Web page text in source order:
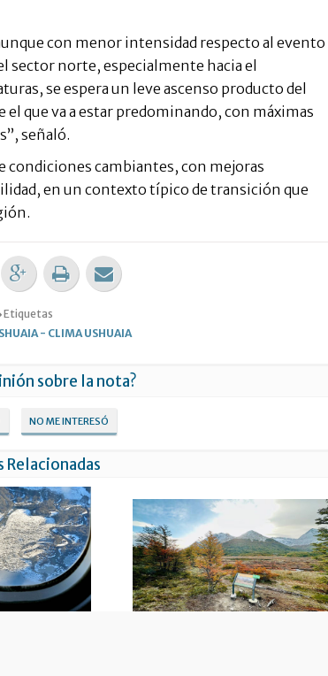
con menor intensidad respecto al evento
sector norte, especialmente hacia el
se espera un leve ascenso producto del
el que va a estar predominando, con máximas
señaló.
condiciones cambiantes, con mejoras
en un contexto típico de transición que
Etiquetas
- CLIMA USHUAIA
sobre la nota?
NO ME INTERESÓ
Relacionadas